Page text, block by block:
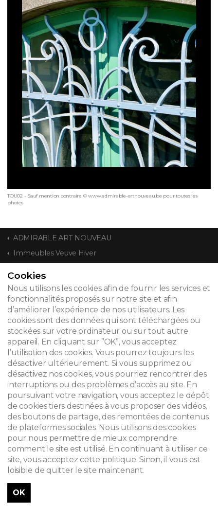
TOU02 - Sauf mention contraire © www.admirable-artnouveau.be pour toutes les
photos
ADMIRABLE ART NOUVEAU
Immeubles Veuve Hiver
CONTACT
© 2026
Mentions légales
Newsletter
Recherche
Cookies
Nous utilisons les cookies afin de fournir les services et
fonctionnalités proposés sur notre site et afin
d’améliorer l’expérience de nos utilisateurs. Les
cookies sont des données qui sont téléchargées ou
stockées sur votre ordinateur ou sur tout autre
appareil. En cliquant sur ”OK”, vous acceptez
l’utilisation des cookies. Vous pourrez toujours les
désactiver ultérieurement. Si vous supprimez ou
désactivez nos cookies, vous pourriez rencontrer des
interruptions ou des problèmes d’accès au site. En
poursuivant votre navigation, vous acceptez le dépôt
de cookies tiers destinées à vous proposer des vidéos,
des boutons de partage, des remontées de contenus
de plateformes sociales. Nous utilisons des cookies
pour nous permettre de mieux comprendre
comment le site est utilisé. En continuant à utiliser ce
site, vous acceptez cette politique. Sinon, il vous est
loisible de quitter le site maintenant.
OK